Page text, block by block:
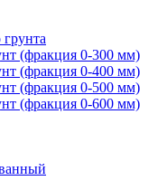
(фракция 0-300 мм)
(фракция 0-400 мм)
(фракция 0-500 мм)
(фракция 0-600 мм)